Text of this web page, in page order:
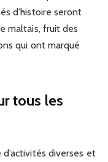
d’histoire seront
maltais, fruit des
qui ont marqué
tous les
diverses et